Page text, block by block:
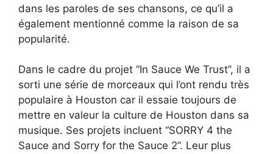
dans les paroles de ses chansons, ce qu’il a
également mentionné comme la raison de sa
popularité.
Dans le cadre du projet “In Sauce We Trust”, il a
sorti une série de morceaux qui l’ont rendu très
populaire à Houston car il essaie toujours de
mettre en valeur la culture de Houston dans sa
musique. Ses projets incluent “SORRY 4 the
Sauce and Sorry for the Sauce 2”. Leur plus